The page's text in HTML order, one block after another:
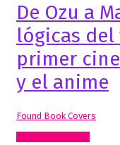
De Ozu a
lógicas
primer
y el anime
Found Book Covers